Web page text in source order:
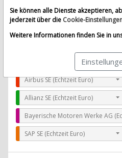
AS Harju Elekter (Echtzeit Euro)
Airbus SE (Echtzeit Euro)
Allianz SE (Echtzeit Euro)
Bayerische Motoren Werke AG
SAP SE (Echtzeit Euro)
Sie können alle Dienste akzeptieren,
jederzeit über die Cookie-
Weitere Informationen finden Sie in